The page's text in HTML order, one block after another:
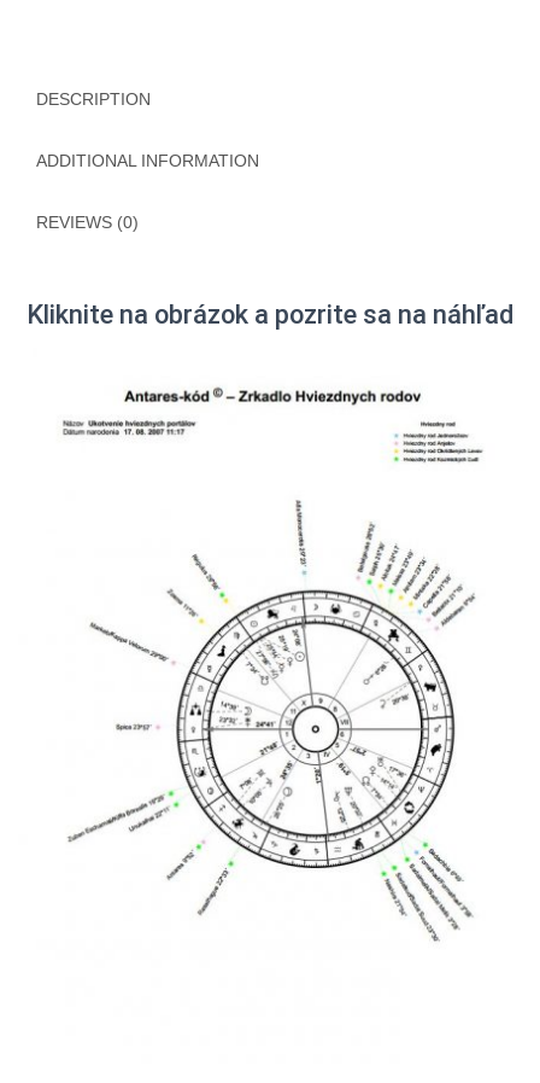
DESCRIPTION
ADDITIONAL INFORMATION
REVIEWS (0)
Kliknite na obrázok a pozrite sa na náhľad